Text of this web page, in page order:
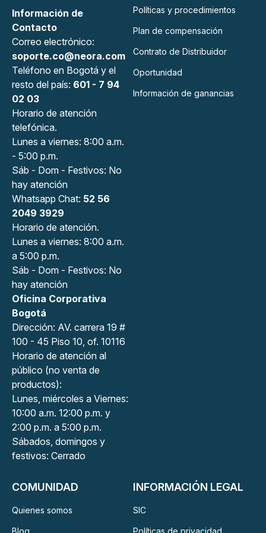
Información de
Contacto
Correo electrónico:
soporte.co@neora.com
Teléfono en Bogotá y el
resto del país: 601 - 7 94
02 03
Horario de atención
telefónica.
Lunes a viernes: 8:00 a.m.
- 5:00 p.m.
Sáb - Dom - Festivos: No
hay atención
Whatsapp Chat: 52 56
2049 3929
Horario de atención.
Lunes a viernes: 8:00 a.m.
a 5:00 p.m.
Sáb - Dom - Festivos: No
hay atención
Oficina Corporativa
Bogotá
Dirección: AV. carrera 19 #
100 - 45 Piso 10, of. 10116
Horario de atención al
público (no venta de
productos):
Lunes, miércoles a Viernes:
10:00 a.m. 12:00 p.m. y
2:00 p.m. a 5:00 p.m.
Sábados, domingos y
festivos: Cerrado
Políticas y procedimientos
Plan de compensación
Contrato de Distribuidor
Oportunidad
Información de ganancias
COMUNIDAD
Quienes somos
Blog
INFORMACIÓN LEGAL
SIC
Políticas de privacidad